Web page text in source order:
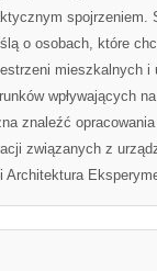
spojrzeniem.
o osobach, które
mieszkalnych i
wpływających
znaleźć
związanych z
Architektura